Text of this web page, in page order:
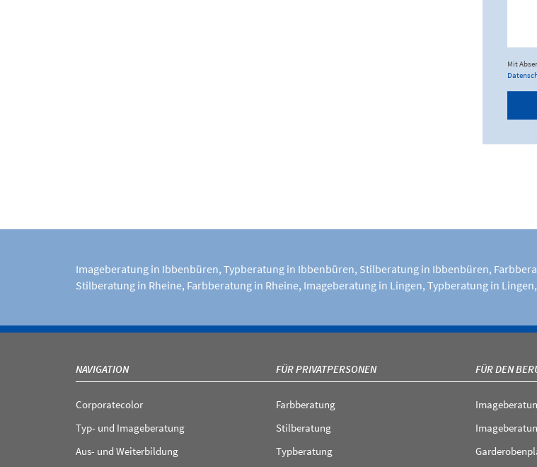
Mit
Imageberatung in Ibbenbüren, Typberatung in Ibbenbüren, Stilberatung in Ibbenbüren,
Stilberatung in Rheine, Farbberatung in Rheine, Imageberatung in Lingen, Typberatung in Lingen,
NAVIGATION
Corporatecolor
Typ- und Imageberatung
Aus- und Weiterbildung
FÜR PRIVATPERSONEN
Farbberatung
Stilberatung
Typberatung
FÜR DEN